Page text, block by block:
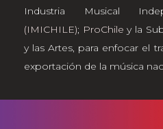
Industria Musical
(IMICHILE); ProChile y la
y las Artes, para enfocar el
exportación de la música